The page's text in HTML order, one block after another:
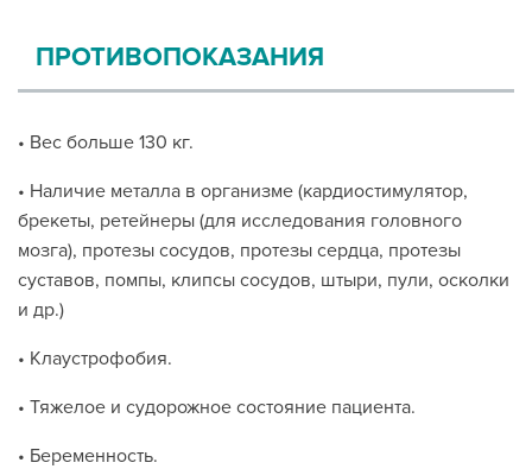
ПРОТИВОПОКАЗАНИЯ
• Вес больше 130 кг.
• Наличие металла в организме (кардиостимулятор,
брекеты, ретейнеры (для исследования головного
мозга), протезы сосудов, протезы сердца, протезы
суставов, помпы, клипсы сосудов, штыри, пули, осколки
и др.)
• Клаустрофобия.
• Тяжелое и судорожное состояние пациента.
• Беременность.